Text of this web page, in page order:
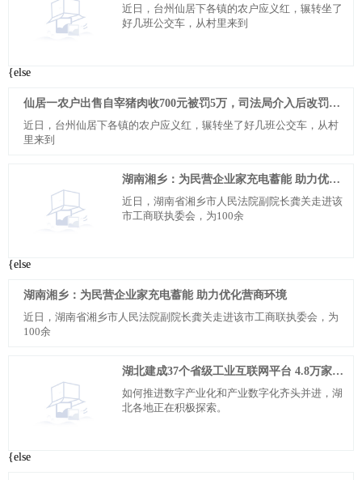
近日，台州仙居下各镇的农户应义红，辗转坐了
好几班公交车，从村里来到
{else
仙居一农户出售自宰猪肉收700元被罚5万，司法局介入后改罚5千
近日，台州仙居下各镇的农户应义红，辗转坐了好几班公交车，从村
里来到
湖南湘乡：为民营企业家充电蓄能 助力优化营商环境
近日，湖南省湘乡市人民法院副院长龚关走进该
市工商联执委会，为100余
{else
湖南湘乡：为民营企业家充电蓄能 助力优化营商环境
近日，湖南省湘乡市人民法院副院长龚关走进该市工商联执委会，为
100余
湖北建成37个省级工业互联网平台 4.8万家企业上云
如何推进数字产业化和产业数字化齐头并进，湖
北各地正在积极探索。
{else